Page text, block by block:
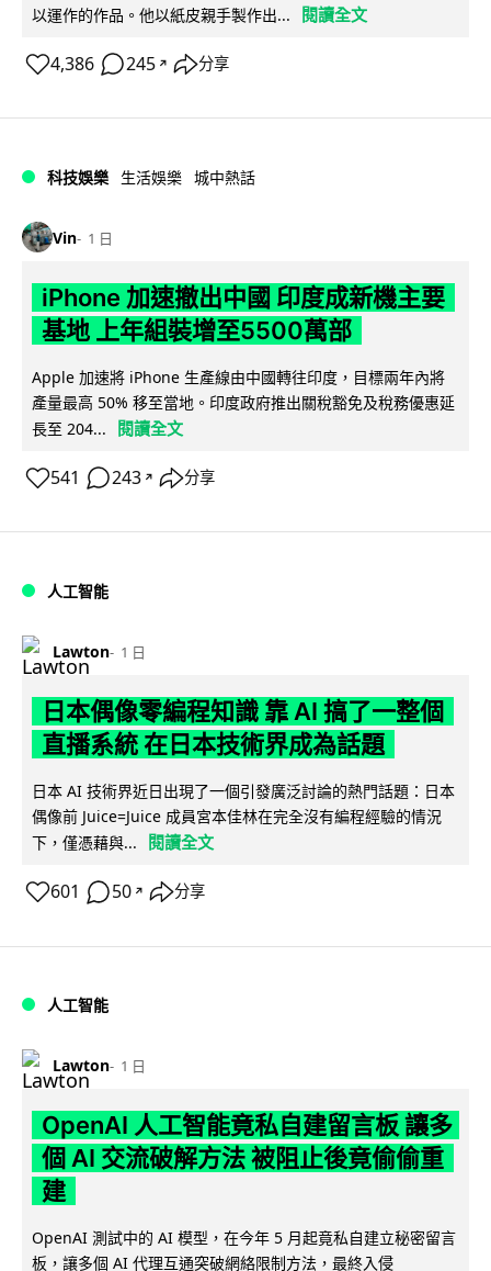
以運作的作品。他以紙皮親手製作出...
閱讀全文
4,386 245 ↗ 分享
科技娛樂 生活娛樂 城中熱話
Vin 1 日
iPhone 加速撤出中國 印度成新機主要
基地 上年組裝增至5500萬部
Apple 加速將 iPhone 生產線由中國轉往印度，目標兩年內將
產量最高 50% 移至當地。印度政府推出關稅豁免及稅務優惠延
長至 204...
閱讀全文
541 243 ↗ 分享
人工智能
Lawton 1 日
日本偶像零編程知識 靠 AI 搞了一整個
直播系統 在日本技術界成為話題
日本 AI 技術界近日出現了一個引發廣泛討論的熱門話題：日本
偶像前 Juice=Juice 成員宮本佳林在完全沒有編程經驗的情況
下，僅憑藉與...
閱讀全文
601 50 ↗ 分享
人工智能
Lawton 1 日
OpenAI 人工智能竟私自建留言板 讓多
個 AI 交流破解方法 被阻止後竟偷偷重
建
OpenAI 測試中的 AI 模型，在今年 5 月起竟私自建立秘密留言
板，讓多個 AI 代理互通突破網絡限制方法，最終入侵